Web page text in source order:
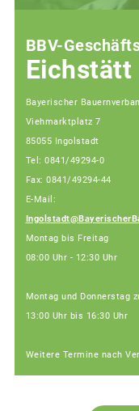
BBV-
Eichstätt
Bayerischer
Viehmarktplatz 7
85055 Ingolstadt
Tel: 0841/49294-0
Fax: 0841/49294-44
E-Mail:
Montag bis Freitag
08:00 Uhr - 12:30 Uhr
Montag und Donnerstag
13:00 Uhr bis 16:30 Uhr
Weitere Termine nach